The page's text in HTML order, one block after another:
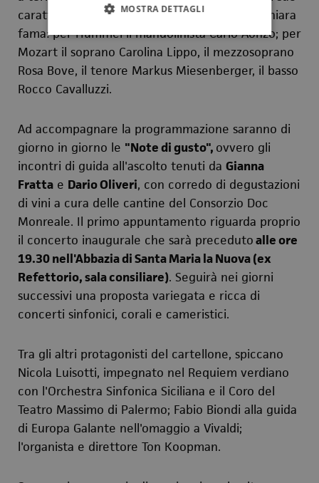
carattere monumentale.In campo solisti di chiara
fama: per Hummel il mandolinista Carlo Aonzo; per
Mozart il soprano Carolina Lippo, il mezzosoprano
Rosa Bove, il tenore Markus Miesenberger, il basso
Rocco Cavalluzzi.
Ad accompagnare la programmazione saranno di
giorno in giorno le "Note di gusto", ovvero gli
incontri di guida all'ascolto tenuti da Gianna
Fratta e Dario Oliveri, con corredo di degustazioni
di vini a cura delle cantine del Consorzio Doc
Monreale. Il primo appuntamento riguarda proprio
il concerto inaugurale che sarà precedutoalle ore
19.30 nell'Abbazia di Santa Maria la Nuova (ex
Refettorio, sala consiliare). Seguirà nei giorni
successivi una proposta variegata e ricca di
concerti sinfonici, corali e cameristici.
Tra gli altri protagonisti del cartellone, spiccano
Nicola Luisotti, impegnato nel Requiem verdiano
con l'Orchestra Sinfonica Siciliana e il Coro del
Teatro Massimo di Palermo; Fabio Biondi alla guida
di Europa Galante nell'omaggio a Vivaldi;
l'organista e direttore Ton Koopman.
MOSTRA DETTAGLI